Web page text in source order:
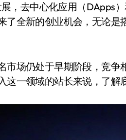
，去中心化应用（DApps
了全新的创业机会，无论
市场仍处于早期阶段，竞
这一领域的站长来说，了解